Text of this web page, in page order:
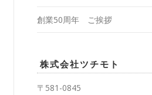
創業50周年 ご挨拶
株式会社ツチモト
〒581-0845